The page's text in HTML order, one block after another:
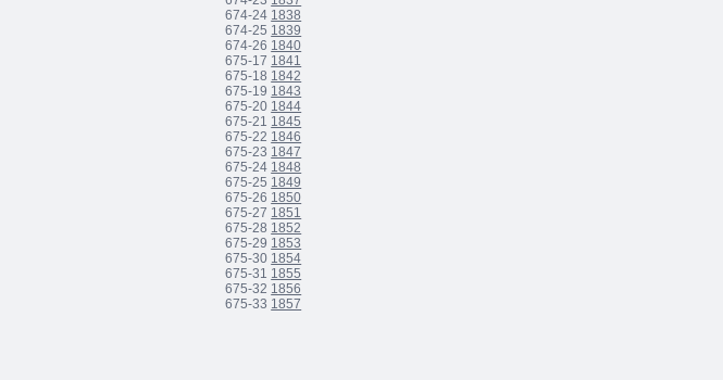
674-24 1838
674-25 1839
674-26 1840
675-17 1841
675-18 1842
675-19 1843
675-20 1844
675-21 1845
675-22 1846
675-23 1847
675-24 1848
675-25 1849
675-26 1850
675-27 1851
675-28 1852
675-29 1853
675-30 1854
675-31 1855
675-32 1856
675-33 1857